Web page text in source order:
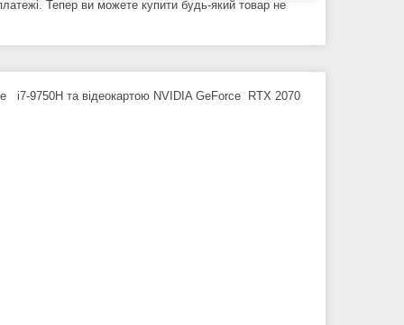
Тепер ви можете купити будь-який товар не
i7-9750H та відеокартою NVIDIA GeForce RTX 2070